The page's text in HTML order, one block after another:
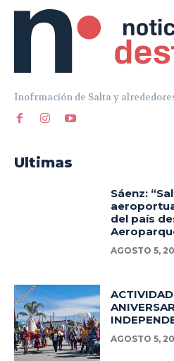
Inofrmación de Salta y
Ultimas
Sáenz:
del país
AGOSTO 5,
AGOSTO 5,